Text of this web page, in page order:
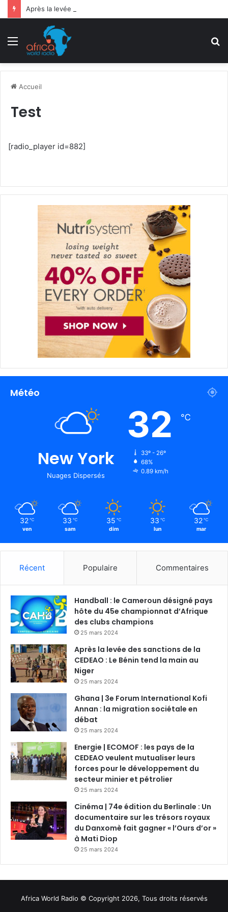
Menu
Accueil
Test
[radio_player id=882]
Météo
New York
Nuages Dispersés
32 ℃
33º - 26º
68%
0.89 km/h
32 ℃
ven
33 ℃
sam
35 ℃
dim
33 ℃
lun
32 ℃
mar
Récent Populaire Commentaires
Handball : le Cameroun désigné pays
hôte du 45e championnat d’Afrique
des clubs champions
25 mars 2024
Après la levée des sanctions de la
CEDEAO : Le Bénin tend la main au
Niger
25 mars 2024
Ghana | 3e Forum International Kofi
Annan : la migration sociétale en
débat
25 mars 2024
Energie | ECOMOF : les pays de la
CEDEAO veulent mutualiser leurs
forces pour le développement du
secteur minier et pétrolier
25 mars 2024
Cinéma | 74e édition du Berlinale : Un
documentaire sur les trésors royaux
du Danxomè fait gagner « l’Ours d’or »
à Mati Diop
25 mars 2024
Africa World Radio © Copyright 2026, Tous droits réservés